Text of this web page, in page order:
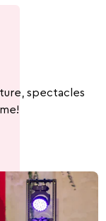
spectacles